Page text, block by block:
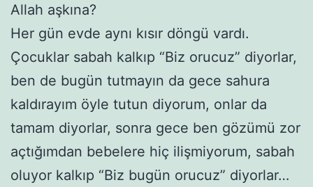
Allah aşkına?
Her gün evde aynı kısır döngü vardı.
Çocuklar sabah kalkıp “Biz orucuz” diyorlar,
ben de bugün tutmayın da gece sahura
kaldırayım öyle tutun diyorum, onlar da
tamam diyorlar, sonra gece ben gözümü zor
açtığımdan bebelere hiç ilişmiyorum, sabah
oluyor kalkıp “Biz bugün orucuz” diyorlar…